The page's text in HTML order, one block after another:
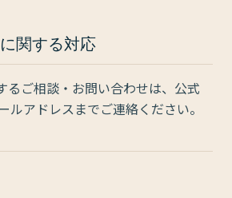
関する対応
るご相談・お問い合わせは、公式
ルアドレスまでご連絡ください。